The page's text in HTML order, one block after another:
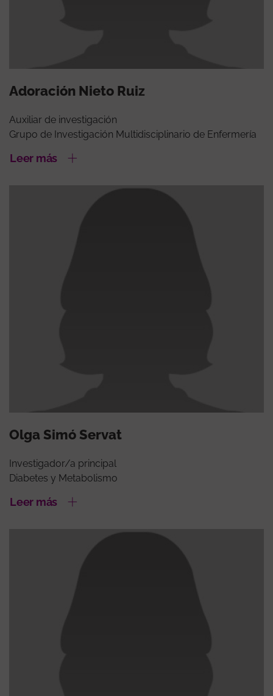
Adoración Nieto Ruiz
Auxiliar de investigación
Grupo de Investigación Multidisciplinario de Enfermería
Leer más
Olga Simó Servat
Investigador/a principal
Diabetes y Metabolismo
Leer más